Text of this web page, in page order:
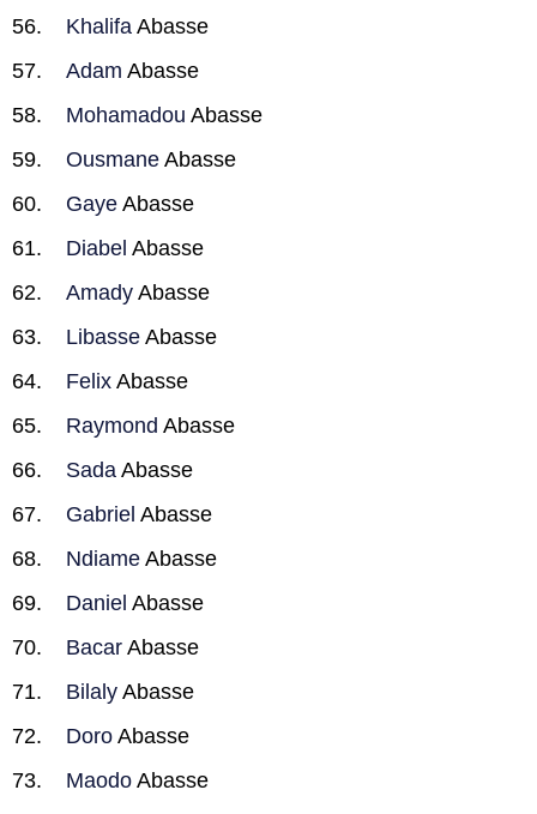
Khalifa Abasse
Adam Abasse
Mohamadou Abasse
Ousmane Abasse
Gaye Abasse
Diabel Abasse
Amady Abasse
Libasse Abasse
Felix Abasse
Raymond Abasse
Sada Abasse
Gabriel Abasse
Ndiame Abasse
Daniel Abasse
Bacar Abasse
Bilaly Abasse
Doro Abasse
Maodo Abasse